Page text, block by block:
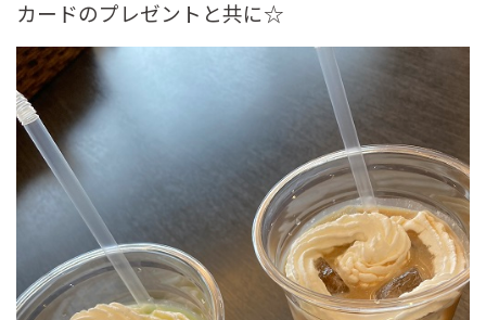
カードのプレゼントと共に☆